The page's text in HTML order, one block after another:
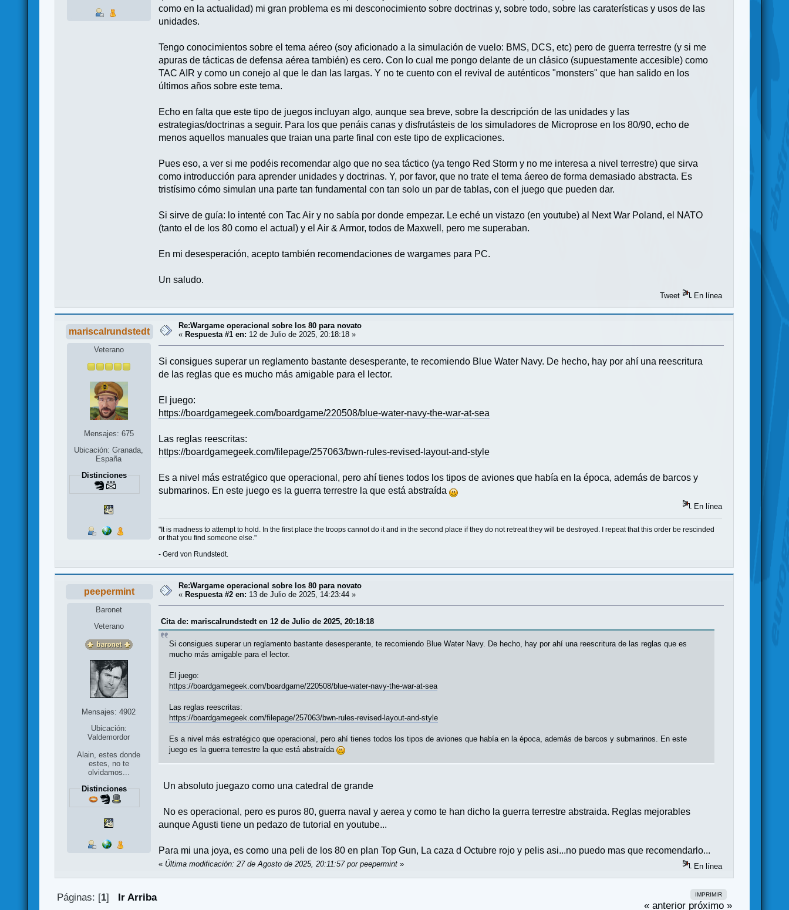
como en la actualidad) mi gran problema es mi desconocimiento sobre doctrinas y, sobre todo, sobre las caraterísticas y usos de las
unidades.
Tengo conocimientos sobre el tema aéreo (soy aficionado a la simulación de vuelo: BMS, DCS, etc) pero de guerra terrestre (y si me
apuras de tácticas de defensa aérea también) es cero. Con lo cual me pongo delante de un clásico (supuestamente accesible) como
TAC AIR y como un conejo al que le dan las largas. Y no te cuento con el revival de auténticos "monsters" que han salido en los
últimos años sobre este tema.
Echo en falta que este tipo de juegos incluyan algo, aunque sea breve, sobre la descripción de las unidades y las
estrategias/doctrinas a seguir. Para los que penáis canas y disfrutásteis de los simuladores de Microprose en los 80/90, echo de
menos aquellos manuales que traian una parte final con este tipo de explicaciones.
Pues eso, a ver si me podéis recomendar algo que no sea táctico (ya tengo Red Storm y no me interesa a nivel terrestre) que sirva
como introducción para aprender unidades y doctrinas. Y, por favor, que no trate el tema áereo de forma demasiado abstracta. Es
tristísimo cómo simulan una parte tan fundamental con tan solo un par de tablas, con el juego que pueden dar.
Si sirve de guía: lo intenté con Tac Air y no sabía por donde empezar. Le eché un vistazo (en youtube) al Next War Poland, el NATO
(tanto el de los 80 como el actual) y el Air & Armor, todos de Maxwell, pero me superaban.
En mi desesperación, acepto también recomendaciones de wargames para PC.
Un saludo.
Tweet En línea
mariscalrundstedt
Veterano
Mensajes: 675
Ubicación: Granada,
España
Distinciones
Re:Wargame operacional sobre los 80 para novato
«Respuesta #1 en: 12 de Julio de 2025, 20:18:18 »
Si consigues superar un reglamento bastante desesperante, te recomiendo Blue Water Navy. De hecho, hay por ahí una reescritura
de las reglas que es mucho más amigable para el lector.
El juego:
https://boardgamegeek.com/boardgame/220508/blue-water-navy-the-war-at-sea
Las reglas reescritas:
https://boardgamegeek.com/filepage/257063/bwn-rules-revised-layout-and-style
Es a nivel más estratégico que operacional, pero ahí tienes todos los tipos de aviones que había en la época, además de barcos y
submarinos. En este juego es la guerra terrestre la que está abstraída
En línea
"It is madness to attempt to hold. In the first place the troops cannot do it and in the second place if they do not retreat they will be destroyed. I repeat that this order be rescinded
or that you find someone else."
- Gerd von Rundstedt.
peepermint
Baronet
Veterano
Mensajes: 4902
Ubicación:
Valdemordor
Alain, estes donde
estes, no te
olvidamos...
Distinciones
Re:Wargame operacional sobre los 80 para novato
«Respuesta #2 en: 13 de Julio de 2025, 14:23:44 »
Cita de: mariscalrundstedt en 12 de Julio de 2025, 20:18:18
Si consigues superar un reglamento bastante desesperante, te recomiendo Blue Water Navy. De hecho, hay por ahí una reescritura de las reglas que es
mucho más amigable para el lector.
El juego:
https://boardgamegeek.com/boardgame/220508/blue-water-navy-the-war-at-sea
Las reglas reescritas:
https://boardgamegeek.com/filepage/257063/bwn-rules-revised-layout-and-style
Es a nivel más estratégico que operacional, pero ahí tienes todos los tipos de aviones que había en la época, además de barcos y submarinos. En este
juego es la guerra terrestre la que está abstraída
Un absoluto juegazo como una catedral de grande
No es operacional, pero es puros 80, guerra naval y aerea y como te han dicho la guerra terrestre abstraida. Reglas mejorables
aunque Agusti tiene un pedazo de tutorial en youtube...
Para mi una joya, es como una peli de los 80 en plan Top Gun, La caza d Octubre rojo y pelis asi...no puedo mas que recomendarlo...
« Última modificación: 27 de Agosto de 2025, 20:11:57 por peepermint » En línea
IMPRIMIR
Páginas: [1] Ir Arriba
« anterior próximo »